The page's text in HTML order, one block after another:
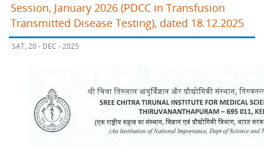
Session, January 2026 (PDCC in Transfusion
Transmitted Disease Testing), dated 18.12.2025
SAT, 20 - DEC - 2025